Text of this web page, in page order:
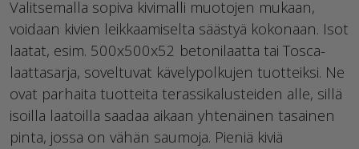
Valitsemalla sopiva kivimalli muotojen mukaan,
voidaan kivien leikkaamiselta säästyä kokonaan. Isot
laatat, esim. 500x500x52 betonilaatta tai Tosca-
laattasarja, soveltuvat kävelypolkujen tuotteiksi. Ne
ovat parhaita tuotteita terassikalusteiden alle, sillä
isoilla laatoilla saadaa aikaan yhtenäinen tasainen
pinta, jossa on vähän saumoja. Pieniä kiviä